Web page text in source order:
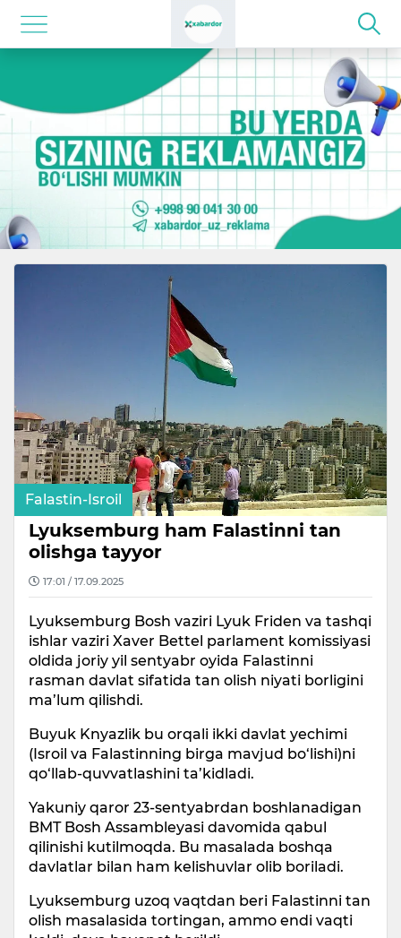
Falastin-Isroil
Lyuksemburg ham Falastinni tan
olishga tayyor
17:01 / 17.09.2025
Lyuksemburg Bosh vaziri Lyuk Friden va tashqi
ishlar vaziri Xaver Bettel parlament komissiyasi
oldida joriy yil sentyabr oyida Falastinni
rasman davlat sifatida tan olish niyati borligini
ma’lum qilishdi.
Buyuk Knyazlik bu orqali ikki davlat yechimi
(Isroil va Falastinning birga mavjud bo‘lishi)ni
qo‘llab-quvvatlashini ta’kidladi.
Yakuniy qaror 23-sentyabrdan boshlanadigan
BMT Bosh Assambleyasi davomida qabul
qilinishi kutilmoqda. Bu masalada boshqa
davlatlar bilan ham kelishuvlar olib boriladi.
Lyuksemburg uzoq vaqtdan beri Falastinni tan
olish masalasida tortingan, ammo endi vaqti